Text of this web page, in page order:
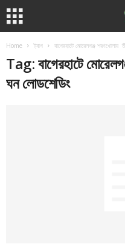
Home ট্যাগ বাগেরহাটে মোরেলগঞ্জ শরণখোলায়
Tag: বাগেরহাটে
ঘন লোডশেডিং